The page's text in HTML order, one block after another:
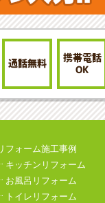
通話無料
携帯電話
OK
フォーム施工事例
キッチンリフォーム
お風呂リフォーム
トイレリフォーム